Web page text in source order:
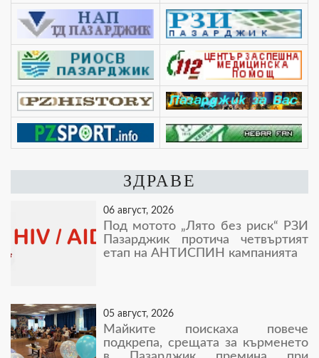
ЗДРАВЕ
06 август, 2026
Под мотото „Лято без риск“ РЗИ
Пазарджик протича четвъртият
етап на АНТИСПИН кампанията
05 август, 2026
Майките поискаха повече
подкрепа, срещата за кърменето